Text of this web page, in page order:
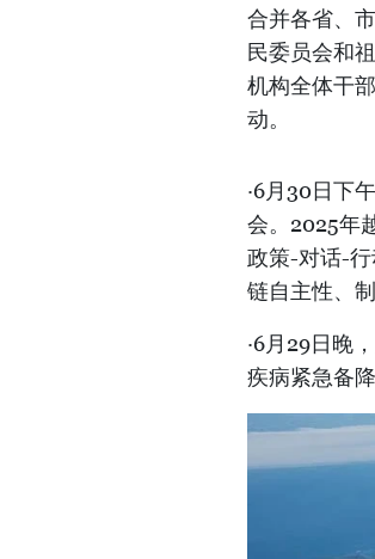
合并各省、
民委员会和
机构全体干
动。
·6月30日下
会。2025年
政策-对话-
链自主性、
·6月29日晚
疾病紧急备